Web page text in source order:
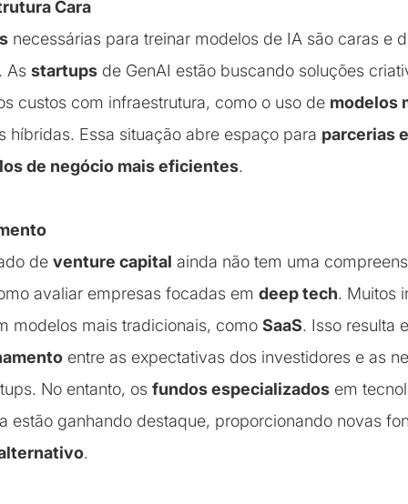
Cara
necessárias para treinar modelos de IA são caras e
As startups de GenAI estão buscando soluções
custos com infraestrutura, como o uso de modelos
híbridas. Essa situação abre espaço para parcerias
de negócio mais eficientes.
de venture capital ainda não tem uma
avaliar empresas focadas em deep tech. Muitos
modelos mais tradicionais, como SaaS. Isso resulta
entre as expectativas dos investidores e as
No entanto, os fundos especializados em
estão ganhando destaque, proporcionando novas
.